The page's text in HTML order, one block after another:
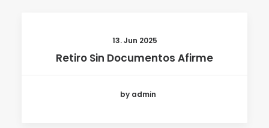
13. Jun 2025
Retiro Sin Documentos Afirme
by admin